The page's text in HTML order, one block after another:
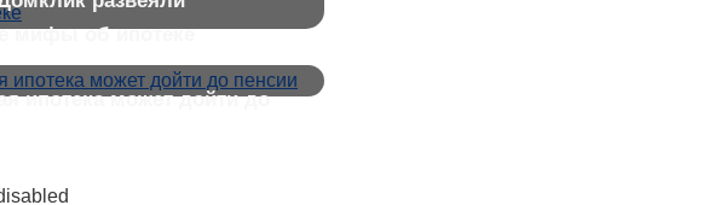
мифы об ипотеке
ипотека может дойти до